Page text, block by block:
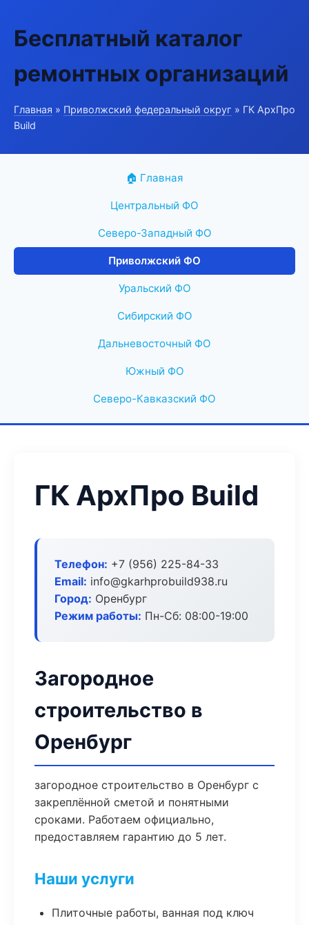
Бесплатный каталог
ремонтных организаций
Главная » Приволжский федеральный округ » ГК АрхПро
Build
🏠 Главная
Центральный ФО
Северо-Западный ФО
Приволжский ФО
Уральский ФО
Сибирский ФО
Дальневосточный ФО
Южный ФО
Северо-Кавказский ФО
ГК АрхПро Build
Телефон: +7 (956) 225-84-33
Email: info@gkarhprobuild938.ru
Город: Оренбург
Режим работы: Пн-Сб: 08:00-19:00
Загородное
строительство в
Оренбург
загородное строительство в Оренбург с
закреплённой сметой и понятными
сроками. Работаем официально,
предоставляем гарантию до 5 лет.
Наши услуги
Плиточные работы, ванная под ключ